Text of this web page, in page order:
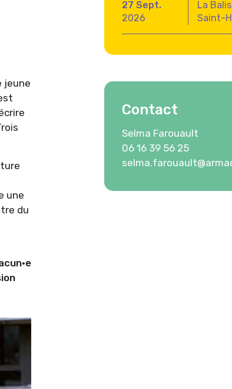
jeune
une
du
27 Sept.
2026
La
Saint-
Contact
Selma Farouault
06 16 39 56 25